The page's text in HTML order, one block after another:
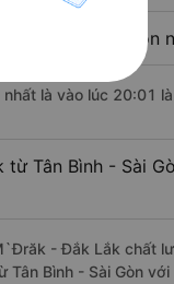
Bình - Sài Gòn
là vào lúc 20:01
Tân Bình - Sài
- Đắk Lắk chất
Bình - Sài Gòn